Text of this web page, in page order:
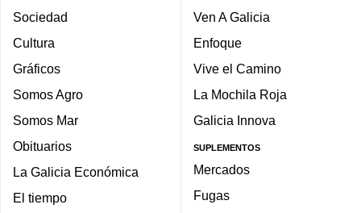
Sociedad
Cultura
Gráficos
Somos Agro
Somos Mar
Obituarios
La Galicia Económica
El tiempo
Ven A Galicia
Enfoque
Vive el Camino
La Mochila Roja
Galicia Innova
SUPLEMENTOS
Mercados
Fugas